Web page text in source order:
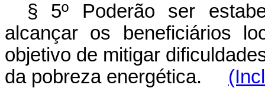
§ 5º Poderão ser
alcançar os beneficiários
objetivo de mitigar
da pobreza energética.